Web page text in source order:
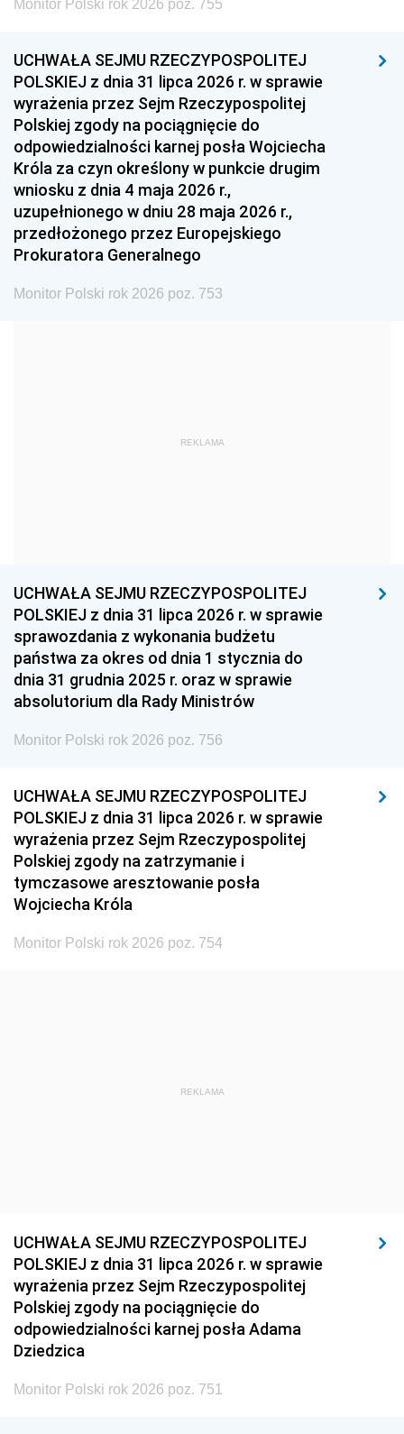
1996 1995 1994
1993 1992 1991
1990 1989
1987 1986 1985
1984 1983
1981 1980 1979
1978 1977
1975 1974
1959
1939 1938 1937
1936 1930
Monitor Polski rok 2026 poz. 755
UCHWAŁA SEJMU RZECZYPOSPOLITEJ
POLSKIEJ z dnia 31 lipca 2026 r. w sprawie
wyrażenia przez Sejm Rzeczypospolitej
Polskiej zgody na pociągnięcie do
odpowiedzialności karnej posła Wojciecha
Króla za czyn określony w punkcie drugim
wniosku z dnia 4 maja 2026 r.,
uzupełnionego w dniu 28 maja 2026 r.,
przedłożonego przez Europejskiego
Prokuratora Generalnego
Monitor Polski rok 2026 poz. 753
REKLAMA
UCHWAŁA SEJMU RZECZYPOSPOLITEJ
POLSKIEJ z dnia 31 lipca 2026 r. w sprawie
sprawozdania z wykonania budżetu
państwa za okres od dnia 1 stycznia do
dnia 31 grudnia 2025 r. oraz w sprawie
absolutorium dla Rady Ministrów
Monitor Polski rok 2026 poz. 756
UCHWAŁA SEJMU RZECZYPOSPOLITEJ
POLSKIEJ z dnia 31 lipca 2026 r. w sprawie
wyrażenia przez Sejm Rzeczypospolitej
Polskiej zgody na zatrzymanie i
tymczasowe aresztowanie posła
Wojciecha Króla
Monitor Polski rok 2026 poz. 754
REKLAMA
UCHWAŁA SEJMU RZECZYPOSPOLITEJ
POLSKIEJ z dnia 31 lipca 2026 r. w sprawie
wyrażenia przez Sejm Rzeczypospolitej
Polskiej zgody na pociągnięcie do
odpowiedzialności karnej posła Adama
Dziedzica
Monitor Polski rok 2026 poz. 751